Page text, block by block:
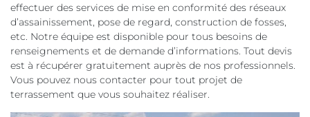
effectuer des services de mise en conformité des réseaux
d’assainissement, pose de regard, construction de fosses,
etc. Notre équipe est disponible pour tous besoins de
renseignements et de demande d’informations. Tout devis
est à récupérer gratuitement auprès de nos professionnels.
Vous pouvez nous contacter pour tout projet de
terrassement que vous souhaitez réaliser.